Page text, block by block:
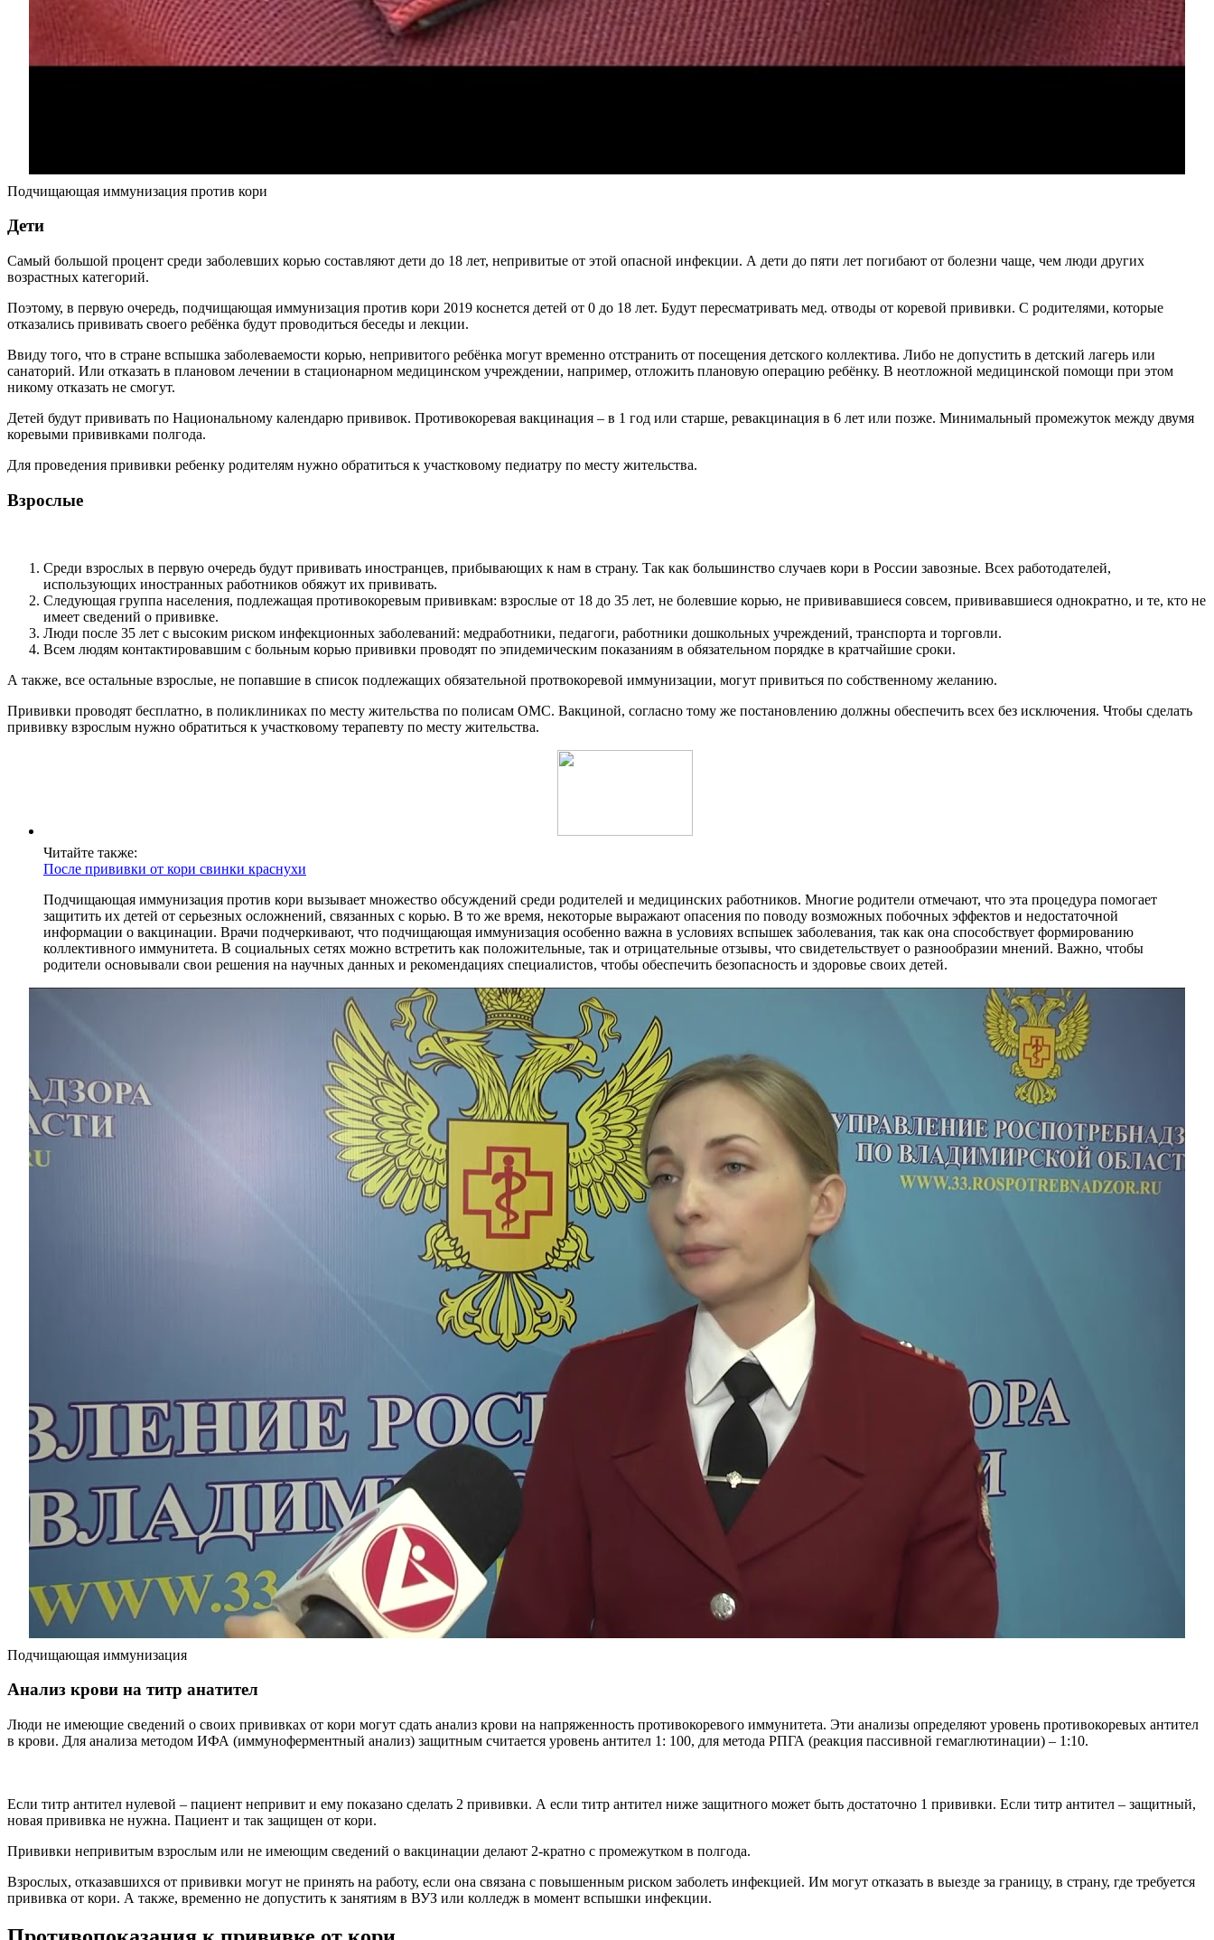
Подчищающая иммунизация против кори
Дети
Самый большой процент среди заболевших корью составляют дети до 18 лет, непривитые от этой опасной инфекции. А дети до пяти лет погибают от болезни чаще, чем люди других
возрастных категорий.
Поэтому, в первую очередь, подчищающая иммунизация против кори 2019 коснется детей от 0 до 18 лет. Будут пересматривать мед. отводы от коревой прививки. С родителями, которые
отказались прививать своего ребёнка будут проводиться беседы и лекции.
Ввиду того, что в стране вспышка заболеваемости корью, непривитого ребёнка могут временно отстранить от посещения детского коллектива. Либо не допустить в детский лагерь или
санаторий. Или отказать в плановом лечении в стационарном медицинском учреждении, например, отложить плановую операцию ребёнку. В неотложной медицинской помощи при этом
никому отказать не смогут.
Детей будут прививать по Национальному календарю прививок. Противокоревая вакцинация – в 1 год или старше, ревакцинация в 6 лет или позже. Минимальный промежуток между двумя
коревыми прививками полгода.
Для проведения прививки ребенку родителям нужно обратиться к участковому педиатру по месту жительства.
Взрослые
Среди взрослых в первую очередь будут прививать иностранцев, прибывающих к нам в страну. Так как большинство случаев кори в России завозные. Всех работодателей,
использующих иностранных работников обяжут их прививать.
Следующая группа населения, подлежащая противокоревым прививкам: взрослые от 18 до 35 лет, не болевшие корью, не прививавшиеся совсем, прививавшиеся однократно, и те, кто не
имеет сведений о прививке.
Люди после 35 лет с высоким риском инфекционных заболеваний: медработники, педагоги, работники дошкольных учреждений, транспорта и торговли.
Всем людям контактировавшим с больным корью прививки проводят по эпидемическим показаниям в обязательном порядке в кратчайшие сроки.
А также, все остальные взрослые, не попавшие в список подлежащих обязательной протвокоревой иммунизации, могут привиться по собственному желанию.
Прививки проводят бесплатно, в поликлиниках по месту жительства по полисам ОМС. Вакциной, согласно тому же постановлению должны обеспечить всех без исключения. Чтобы сделать
прививку взрослым нужно обратиться к участковому терапевту по месту жительства.
Читайте также:
После прививки от кори свинки краснухи
Подчищающая иммунизация против кори вызывает множество обсуждений среди родителей и медицинских работников. Многие родители отмечают, что эта процедура помогает
защитить их детей от серьезных осложнений, связанных с корью. В то же время, некоторые выражают опасения по поводу возможных побочных эффектов и недостаточной
информации о вакцинации. Врачи подчеркивают, что подчищающая иммунизация особенно важна в условиях вспышек заболевания, так как она способствует формированию
коллективного иммунитета. В социальных сетях можно встретить как положительные, так и отрицательные отзывы, что свидетельствует о разнообразии мнений. Важно, чтобы
родители основывали свои решения на научных данных и рекомендациях специалистов, чтобы обеспечить безопасность и здоровье своих детей.
Подчищающая иммунизация
Анализ крови на титр анатител
Люди не имеющие сведений о своих прививках от кори могут сдать анализ крови на напряженность противокоревого иммунитета. Эти анализы определяют уровень противокоревых антител
в крови. Для анализа методом ИФА (иммуноферментный анализ) защитным считается уровень антител 1: 100, для метода РПГА (реакция пассивной гемаглютинации) – 1:10.
Если титр антител нулевой – пациент непривит и ему показано сделать 2 прививки. А если титр антител ниже защитного может быть достаточно 1 прививки. Если титр антител – защитный,
новая прививка не нужна. Пациент и так защищен от кори.
Прививки непривитым взрослым или не имеющим сведений о вакцинации делают 2-кратно с промежутком в полгода.
Взрослых, отказавшихся от прививки могут не принять на работу, если она связана с повышенным риском заболеть инфекцией. Им могут отказать в выезде за границу, в страну, где требуется
прививка от кори. А также, временно не допустить к занятиям в ВУЗ или колледж в момент вспышки инфекции.